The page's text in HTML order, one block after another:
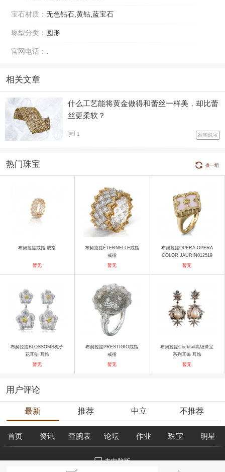
宝石材质： 无色钻石,黄钻,蓝宝石
琢型分类： 圆形
官网电话：
相关文章
什么工艺能将黄金做得和蕾丝一样美，却比蕾
丝更柔软？
1 欲望珠宝
热门珠宝 换一组
布契拉提戒指 戒指
暂无
布契拉提ÉTERNELLE戒指
戒指
暂无
布契拉提OPERA OPERA
COLOR JAURIN012519
戒指
暂无
布契拉提BLOSSOMS栀子
花耳坠 耳饰
暂无
布契拉提PRESTIGIO戒指
戒指
暂无
布契拉提Cocktail高级珠宝
系列耳饰 耳饰
暂无
用户评论
最新 推荐 中立 不推荐
首页 资讯 查腕表 论坛 作业 珠宝 明星
去电脑版